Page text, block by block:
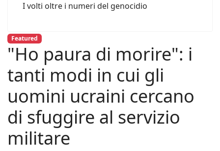
I volti oltre i numeri del genocidio
Featured
"Ho paura di morire": i
tanti modi in cui gli
uomini ucraini cercano
di sfuggire al servizio
militare